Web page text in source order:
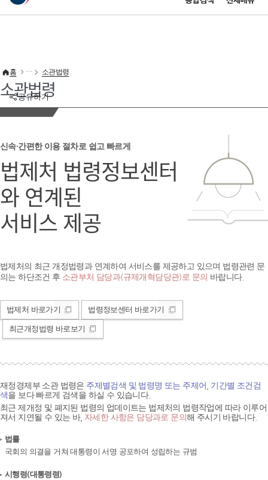
이 누리집은 대한민국 공식 전자정부 누리집입니다.
공유하기
홈 소관법령
소관법령
신속·간편한 이용 절차로 쉽고 빠르게
법제처 법령정보센터
와 연계된
서비스 제공
법제처의 최근 개정법령과 연계하여 서비스를 제공하고 있으며 법령관련 문
의는 하단조건 후 소관부처 담당과(규제개혁담당관)로 문의 바랍니다.
법제처 바로가기 법령정보센터 바로가기
최근개정법령 바로보기
재정경제부 소관 법령은 주제별검색 및 법령명 또는 주제어, 기간별 조건검
색을 보다 빠르게 검색을 하실 수 있습니다.
최근 제개정 및 폐지된 법령의 업데이트는 법제처의 법령작업에 따라 이루어
져서 지연될 수 있는 바, 자세한 사항은 담당과로 문의해 주시기 바랍니다.
법률
국회의 의결을 거쳐 대통령이 서명 공포하여 성립하는 규범
시행령(대통령령)